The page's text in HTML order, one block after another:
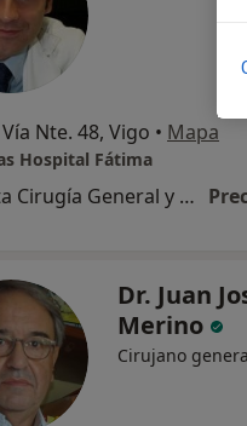
Nte. 48, Vigo • Mapa
Hospital Fátima
Visita Cirugía General y Ap. Digestivo
Dr. Juan
Merino
Cirujano